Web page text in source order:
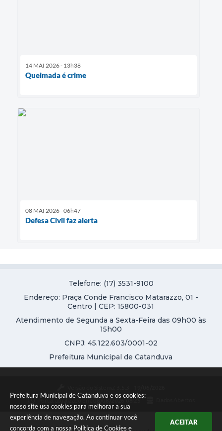
Prefeitura Municipal de Catanduva e os cookies:
nosso site usa cookies para melhorar a sua
experiência de navegação. Ao continuar você
concorda com a nossa Política de Cookies e
ACEITAR
14 MAI 2026 - 13h38
Queimada é crime
08 MAI 2026 - 06h47
Defesa Civil faz alerta
Telefone: (17) 3531-9100
Endereço: Praça Conde Francisco Matarazzo, 01 -
Centro | CEP: 15800-031
Atendimento de Segunda a Sexta-Feira das 09h00 às
15h00
CNPJ: 45.122.603/0001-02
Prefeitura Municipal de Catanduva
Portal atualizado em: